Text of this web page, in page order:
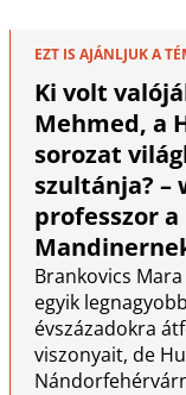
EZT IS AJÁNLJUK A
Ki volt
Mehmed, a
sorozat
szultánja? –
professzor a
Brankovics
egyik
évszázadokra
viszonyait, de